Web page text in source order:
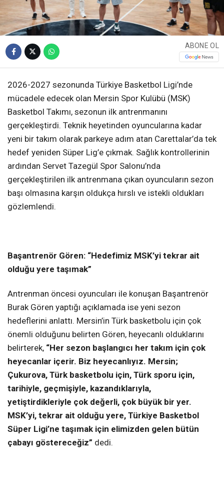
ABONE OL
2026-2027 sezonunda Türkiye Basketbol Ligi’nde
mücadele edecek olan Mersin Spor Kulübü (MSK)
Basketbol Takımı, sezonun ilk antrenmanını
gerçekleştirdi. Teknik heyetinden oyuncularına kadar
yeni bir takım olarak parkeye adım atan Carettalar’da tek
hedef yeniden Süper Lig’e çıkmak. Sağlık kontrollerinin
ardından Servet Tazegül Spor Salonu’nda
gerçekleştirilen ilk antrenmana çıkan oyuncuların sezon
başı olmasına karşın oldukça hırslı ve istekli oldukları
gözlemlendi.
Başantrenör Gören: “Hedefimiz MSK’yi tekrar ait
olduğu yere taşımak”
Antrenman öncesi oyuncuları ile konuşan Başantrenör
Burak Gören yaptığı açıklamada ise yeni sezon
hedeflerini anlattı. Mersin’in Türk basketbolu için çok
önemli olduğunu belirten Gören, heyecanlı olduklarını
belirterek, “Her sezon başlangıcı her takım için çok
heyecanlar içerir. Biz heyecanlıyız. Mersin;
Çukurova, Türk basketbolu için, Türk sporu için,
tarihiyle, geçmişiyle, kazandıklarıyla,
yetiştirdikleriyle çok değerli, çok büyük bir yer.
MSK’yi, tekrar ait olduğu yere, Türkiye Basketbol
Süper Ligi’ne taşımak için elimizden gelen bütün
çabayı göstereceğiz” dedi.